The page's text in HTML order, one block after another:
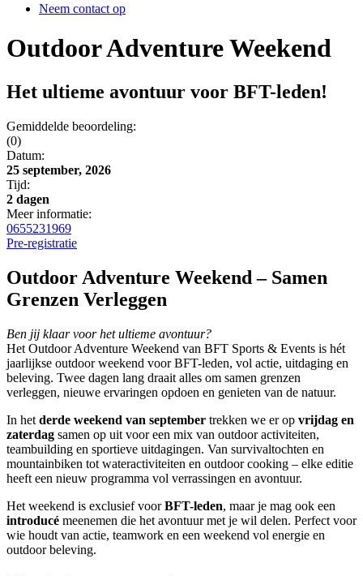
Neem contact op
Outdoor Adventure Weekend
Het ultieme avontuur voor BFT-leden!
Gemiddelde beoordeling:
(0)
Datum:
25 september, 2026
Tijd:
2 dagen
Meer informatie:
0655231969
Pre-registratie
Outdoor Adventure Weekend – Samen
Grenzen Verleggen
Ben jij klaar voor het ultieme avontuur?
Het Outdoor Adventure Weekend van BFT Sports & Events is hét
jaarlijkse outdoor weekend voor BFT-leden, vol actie, uitdaging en
beleving. Twee dagen lang draait alles om samen grenzen
verleggen, nieuwe ervaringen opdoen en genieten van de natuur.
In het derde weekend van september trekken we er op vrijdag en
zaterdag samen op uit voor een mix van outdoor activiteiten,
teambuilding en sportieve uitdagingen. Van survivaltochten en
mountainbiken tot wateractiviteiten en outdoor cooking – elke editie
heeft een nieuw programma vol verrassingen en avontuur.
Het weekend is exclusief voorBFT-leden, maar je mag ook een
introducé meenemen die het avontuur met je wil delen. Perfect voor
wie houdt van actie, teamwork en een weekend vol energie en
outdoor beleving.